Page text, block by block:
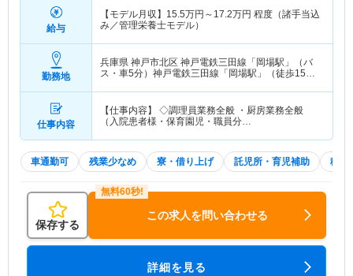
給与
【モデル月収】 15.5万円～ 17.2万円 程度（諸手当込
み／管理栄養士モデル）
勤務地
兵庫県 神戸市北区 神戸電鉄三田線「岡場駅」（バ
ス・車5分）神戸電鉄三田線「岡場駅」（徒歩15
仕事内容
【仕事内容】 ◇調理員業務全般 ・厨房業務全般
（入院患者様・保育園児・職員分…
車通勤可 残業少なめ 寮・借り上げ 託児所・育児補助 積極
保存する
この求人を問い合わせる
詳細を見る